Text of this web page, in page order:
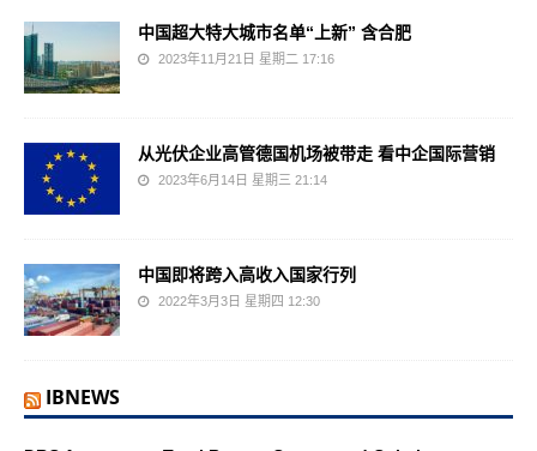
中国超大特大城市名单“上新” 含合肥
2023年11月21日 星期二 17:16
从光伏企业高管德国机场被带走 看中企国际营销
2023年6月14日 星期三 21:14
中国即将跨入高收入国家行列
2022年3月3日 星期四 12:30
IBNEWS